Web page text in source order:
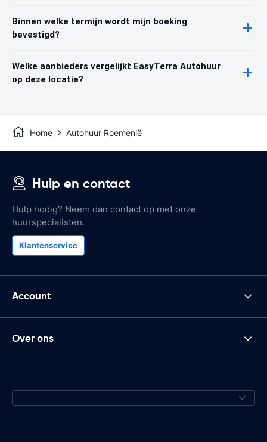
Binnen welke termijn wordt mijn boeking
bevestigd?
Welke aanbieders vergelijkt EasyTerra Autohuur
op deze locatie?
Home Autohuur Roemenië
Hulp en contact
Hulp nodig? Neem dan contact op met onze
huurspecialisten.
Klantenservice
Account
Over ons